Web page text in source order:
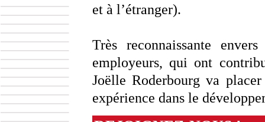
et à l’étranger).
Très reconnaissante
employeurs, qui ont
Joëlle Roderbourg va
expérience dans le